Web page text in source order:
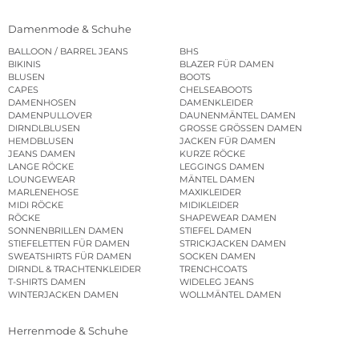
Damenmode & Schuhe
BALLOON / BARREL JEANS
BHS
BIKINIS
BLAZER FÜR DAMEN
BLUSEN
BOOTS
CAPES
CHELSEABOOTS
DAMENHOSEN
DAMENKLEIDER
DAMENPULLOVER
DAUNENMÄNTEL DAMEN
DIRNDLBLUSEN
GROSSE GRÖSSEN DAMEN
HEMDBLUSEN
JACKEN FÜR DAMEN
JEANS DAMEN
KURZE RÖCKE
LANGE RÖCKE
LEGGINGS DAMEN
LOUNGEWEAR
MÄNTEL DAMEN
MARLENEHOSE
MAXIKLEIDER
MIDI RÖCKE
MIDIKLEIDER
RÖCKE
SHAPEWEAR DAMEN
SONNENBRILLEN DAMEN
STIEFEL DAMEN
STIEFELETTEN FÜR DAMEN
STRICKJACKEN DAMEN
SWEATSHIRTS FÜR DAMEN
SOCKEN DAMEN
DIRNDL & TRACHTENKLEIDER
TRENCHCOATS
T-SHIRTS DAMEN
WIDELEG JEANS
WINTERJACKEN DAMEN
WOLLMÄNTEL DAMEN
Herrenmode & Schuhe